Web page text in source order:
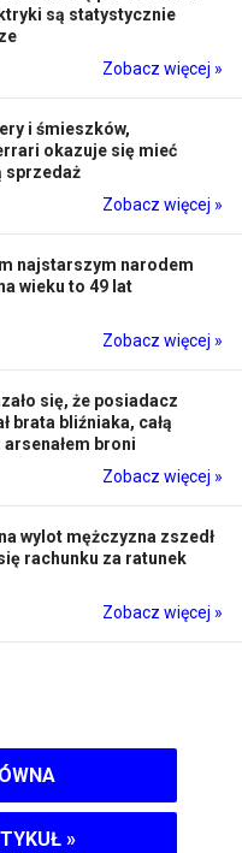
są statystycznie
Zobacz więcej »
i śmieszków,
okazuje się mieć
sprzedaż
Zobacz więcej »
najstarszym narodem
wieku to 49 lat
Zobacz więcej »
się, że posiadacz
brata bliźniaka, całą
broni
Zobacz więcej »
wylot mężczyzna zszedł
rachunku za ratunek
Zobacz więcej »
»